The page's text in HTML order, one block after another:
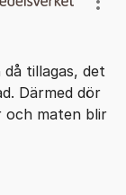
tillagas, det
Därmed dör
och maten blir